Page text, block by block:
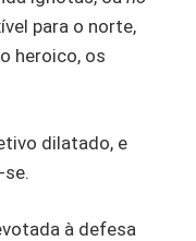
para o norte,
heroico, os
dilatado, e
à defesa